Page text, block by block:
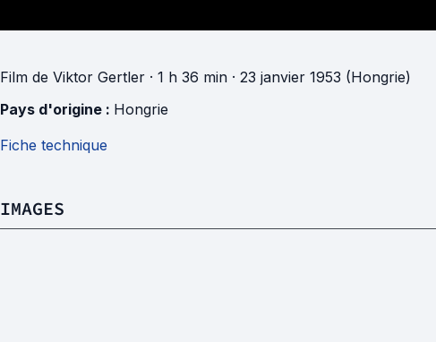
Film de Viktor Gertler · 1 h 36 min · 23 janvier 1953 (Hongrie)
Pays d'origine : Hongrie
Fiche technique
IMAGES